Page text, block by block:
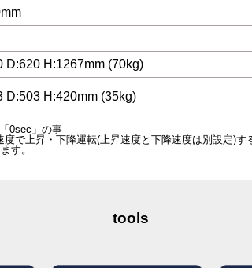
D:620 H:1267mm (70kg)
D:503 H:420mm (35kg)
0sec」の事
で上昇・下降運転(上昇速度と下降速度は別設定)す
す。
tools